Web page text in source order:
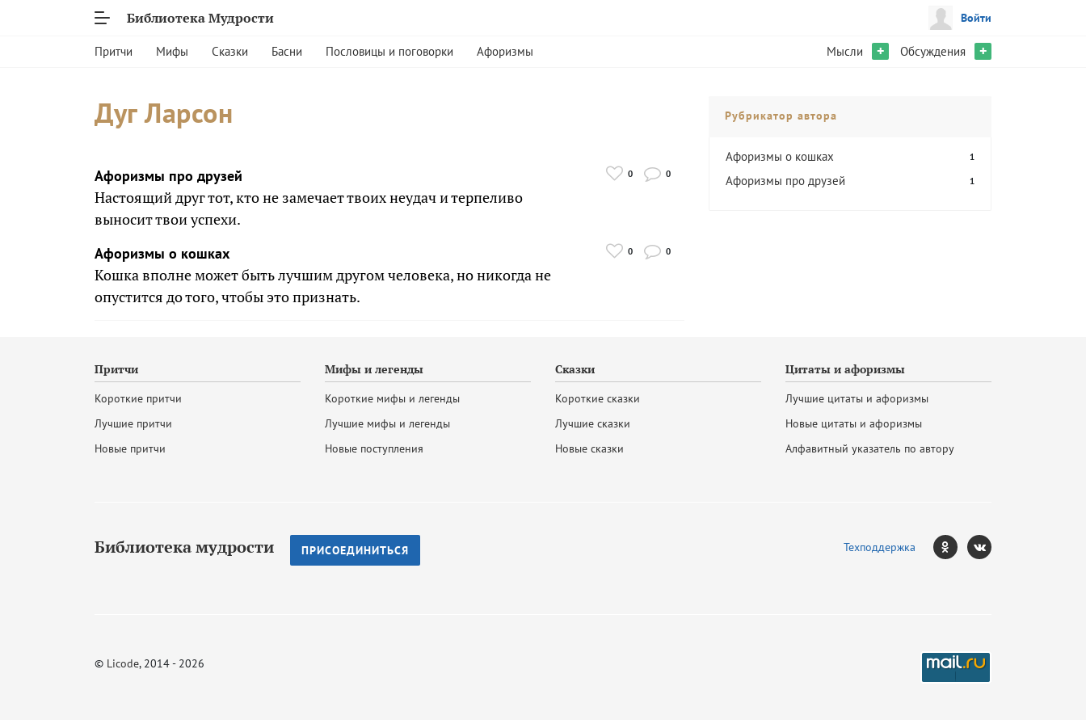
Библиотека Мудрости Войти
Притчи Мифы Сказки Басни Пословицы и поговорки Афоризмы Мысли + Обсуждения +
Дуг Ларсон
Афоризмы про друзей
Настоящий друг тот, кто не замечает твоих неудач и терпеливо
выносит твои успехи.
0 0
Афоризмы о кошках
Кошка вполне может быть лучшим другом человека, но никогда не
опустится до того, чтобы это признать.
0 0
Рубрикатор автора
Афоризмы о кошках 1
Афоризмы про друзей 1
Притчи
Короткие притчи
Лучшие притчи
Новые притчи
Мифы и легенды
Короткие мифы и легенды
Лучшие мифы и легенды
Новые поступления
Сказки
Короткие сказки
Лучшие сказки
Новые сказки
Цитаты и афоризмы
Лучшие цитаты и афоризмы
Новые цитаты и афоризмы
Алфавитный указатель по автору
Библиотека мудрости ПРИСОЕДИНИТЬСЯ Техподдержка
© Licode, 2014 - 2026